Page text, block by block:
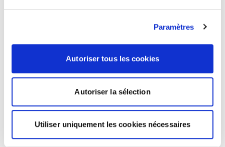
Paramètres
Autoriser tous les cookies
Autoriser la sélection
Utiliser uniquement les cookies nécessaires